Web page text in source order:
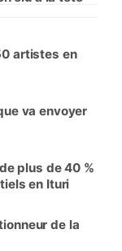
artistes en
va envoyer
plus de 40 %
en Ituri
de la